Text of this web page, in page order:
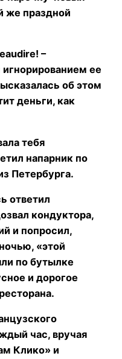
же праздной
dire! –
ее
об этом
деньги, как
тебя
напарник по
Петербурга.
ответил
кондуктора,
и попросил,
«этой
по бутылке
и дорогое
час, вручая
Клико» и